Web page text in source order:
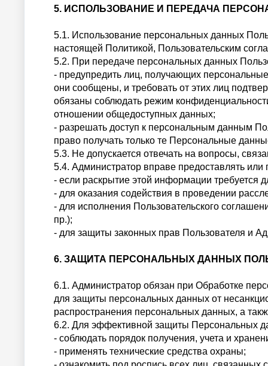
5. ИСПОЛЬЗОВАНИЕ И ПЕРЕДАЧА
5.1. Использование персональных данных
настоящей Политикой, Пользовательским
5.2. При передаче персональных данных
- предупредить лиц, получающих
они сообщены, и требовать от этих лиц
обязаны соблюдать режим
отношении общедоступных данных;
- разрешать доступ к персональным данным
право получать только те Персональные
5.3. Не допускается отвечать на вопросы,
5.4. Администратор вправе предоставлять
- если раскрытие этой информации требуется
- для оказания содействия в проведении
- для исполнения Пользовательского
пр.);
- для защиты законных прав Пользователя и
6. ЗАЩИТА ПЕРСОНАЛЬНЫХ ДАННЫХ
6.1. Администратор обязан при Обработке
для защиты персональных данных от
распространения персональных данных, а
6.2. Для эффективной защиты Персональных
- соблюдать порядок получения, учета и
- применять технические средства охраны;